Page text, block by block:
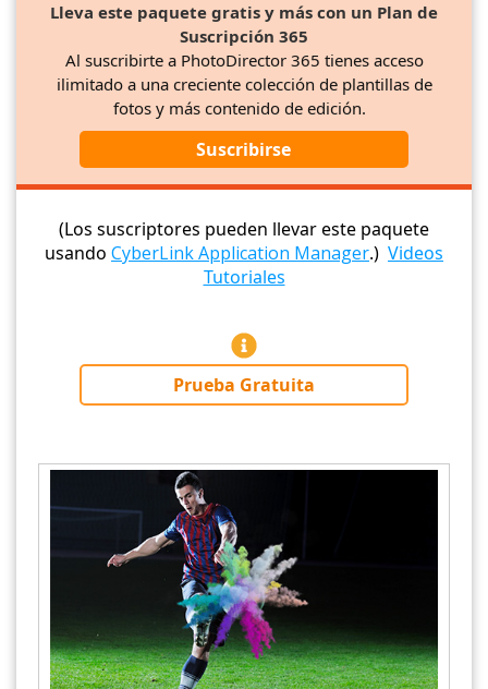
Lleva este paquete gratis y más con un Plan de
Suscripción 365
Al suscribirte a PhotoDirector 365 tienes acceso
ilimitado a una creciente colección de plantillas de
fotos y más contenido de edición.
Suscribirse
(Los suscriptores pueden llevar este paquete
usando CyberLink Application Manager.) Videos
Tutoriales
Prueba Gratuita